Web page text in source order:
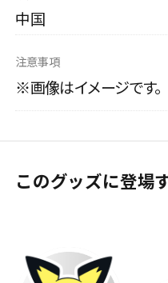
中国
注意事項
※画像はイメージです。
このグッズに登場